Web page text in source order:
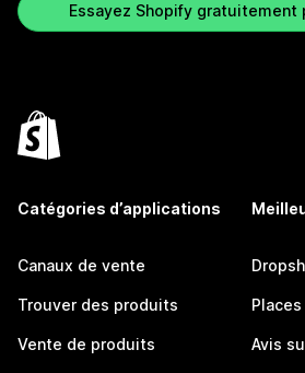
Essayez Shopify gratuitement
Catégories d’applications
Canaux de vente
Trouver des produits
Vente de produits Avis